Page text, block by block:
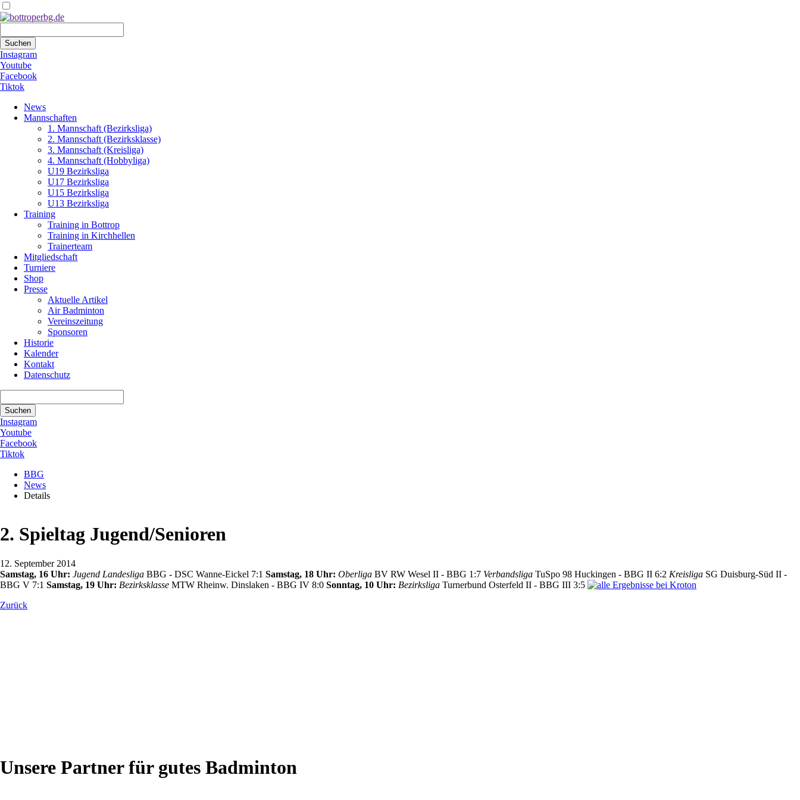
Suchen
Instagram
Youtube
Facebook
Tiktok
überspringen
News
Mannschaften
1. Mannschaft (Bezirksliga)
2. Mannschaft (Bezirksklasse)
3. Mannschaft (Kreisliga)
4. Mannschaft (Hobbyliga)
U19 Bezirksliga
U17 Bezirksliga
U15 Bezirksliga
U13 Bezirksliga
Training
Training in Bottrop
Training in Kirchhellen
Trainerteam
Mitgliedschaft
Turniere
Shop
Presse
Aktuelle Artikel
Air Badminton
Vereinszeitung
Sponsoren
Historie
Kalender
Kontakt
Datenschutz
Suchen
Instagram
Youtube
Facebook
Tiktok
BBG
News
Details
2. Spieltag Jugend/Senioren
12. September 2014
Samstag, 16 Uhr: Jugend Landesliga BBG - DSC Wanne-Eickel 7:1 Samstag, 18 Uhr: Oberliga BV RW Wesel II - BBG 1:7 Verbandsliga TuSpo 98 Huckingen - BBG II 6:2 Kreisliga SG Duisburg-Süd II -
BBG V 7:1 Samstag, 19 Uhr: Bezirksklasse MTW Rheinw. Dinslaken - BBG IV 8:0 Sonntag, 10 Uhr: Bezirksliga Turnerbund Osterfeld II - BBG III 3:5
Zurück
Unsere Partner für gutes Badminton